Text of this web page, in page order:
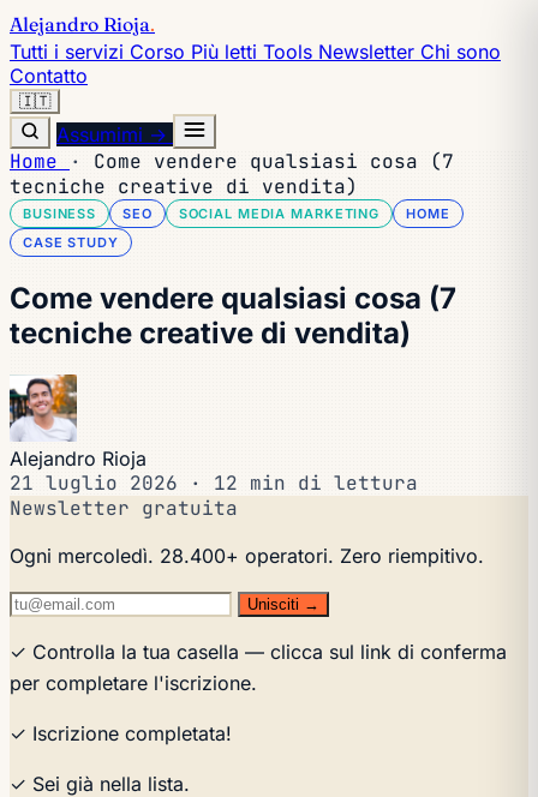
Alejandro Rioja.
Tutti i servizi Corso Più letti Tools Newsletter Chi sono
Contatto
🇮🇹
Assumimi →
Home ·
Come vendere qualsiasi cosa (7
tecniche creative di vendita)
BUSINESS SEO SOCIAL MEDIA MARKETING
HOME
CASE STUDY
Come vendere qualsiasi cosa (7
tecniche creative di vendita)
Alejandro Rioja
21 luglio 2026 ·
12 min di lettura
Newsletter gratuita
Ogni mercoledì. 28.400+ operatori. Zero riempitivo.
Unisciti →
✓ Controlla la tua casella — clicca sul link di conferma
per completare l'iscrizione.
✓ Iscrizione completata!
✓ Sei già nella lista.